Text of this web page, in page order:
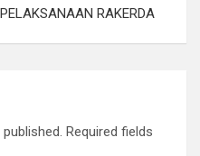
PELAKSANAAN RAKERDA
Required fields